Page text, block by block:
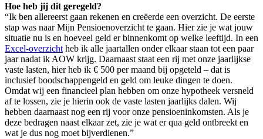
Hoe heb jij dit geregeld?
“Ik ben allereerst gaan rekenen en creëerde een overzicht. De eerste
stap was naar Mijn Pensioenoverzicht te gaan. Hier zie je wat jouw
situatie nu is en hoeveel geld er binnenkomt op welke leeftijd. In een
Excel-overzicht heb ik alle jaartallen onder elkaar staan tot een paar
jaar nadat ik AOW krijg. Daarnaast staat een rij met onze jaarlijkse
vaste lasten, hier heb ik € 500 per maand bij opgeteld – dat is
inclusief boodschappengeld en geld om leuke dingen te doen.
Omdat wij een financieel plan hebben om onze hypotheek versneld
af te lossen, zie je hierin ook de vaste lasten jaarlijks dalen. Wij
hebben daarnaast nog een rij voor onze pensioeninkomsten. Als je
deze bedragen naast elkaar zet, zie je wat er qua geld ontbreekt en
wat je dus nog moet bijverdienen.”